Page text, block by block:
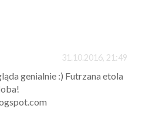
31.10.2016, 21:49
genialnie :) Futrzana etola